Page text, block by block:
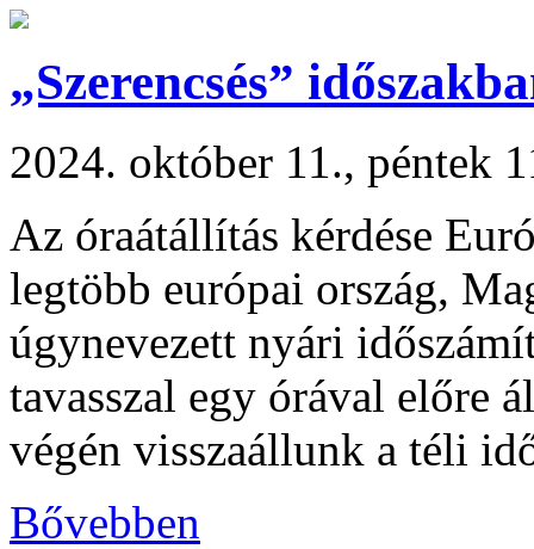
„Szerencsés”
2024. október 11., péntek
Az óraátállítás kérdése
legtöbb európai ország,
úgynevezett nyári
tavasszal egy órával előre
végén visszaállunk a téli
Bővebben